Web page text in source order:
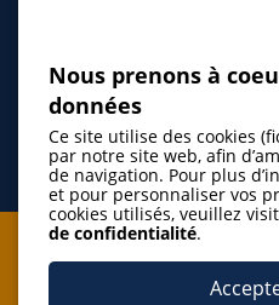
Je m'abonne
Nous prenons à
données
Ce site utilise des cookies
par notre site web, afin
de navigation. Pour plus
et pour personnaliser vos
cookies utilisés, veuillez
de confidentialité.